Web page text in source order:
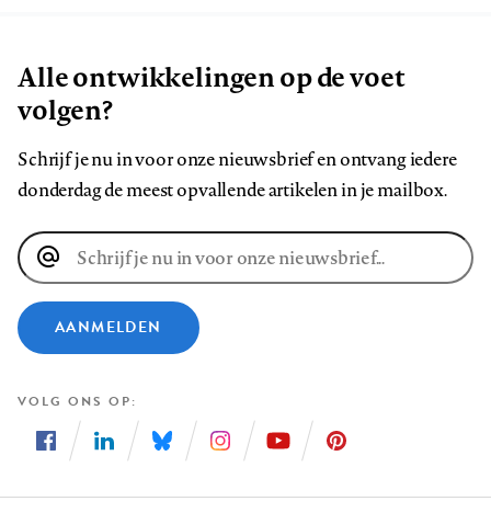
Alle ontwikkelingen op de voet
volgen?
Schrijf je nu in voor onze nieuwsbrief en ontvang iedere
donderdag de meest opvallende artikelen in je mailbox.
E-
mailadres
AANMELDEN
VOLG ONS OP
ons
ons
ons
ons
ons
ons